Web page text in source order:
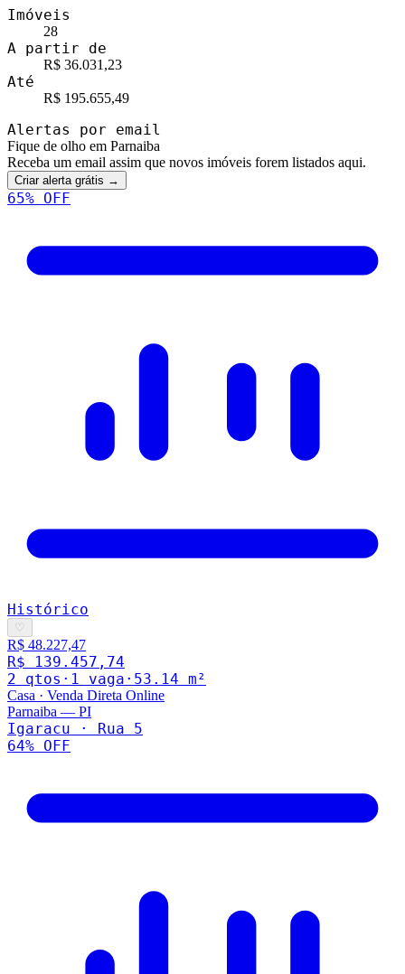
Imóveis
28
A partir de
R$ 36.031,23
Até
R$ 195.655,49
Alertas por email
Fique de olho em Parnaiba
Receba um email assim que novos imóveis forem listados aqui.
Criar alerta grátis →
65% OFF
Histórico
♡
R$ 48.227,47
R$ 139.457,74
2 qtos · 1 vaga · 53.14 m²
Casa · Venda Direta Online
Parnaiba — PI
Igaracu · Rua 5
64% OFF